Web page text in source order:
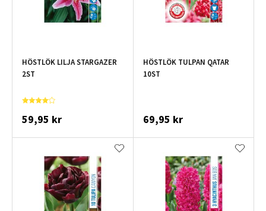
HÖSTLÖK LILJA STARGAZER
2ST
59,95 kr
HÖSTLÖK TULPAN QATAR
10ST
69,95 kr